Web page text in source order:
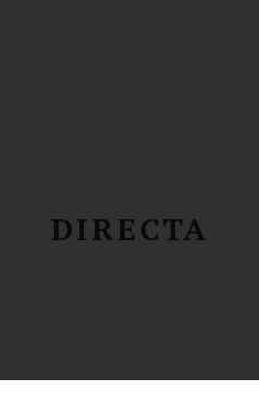
DIRECTA